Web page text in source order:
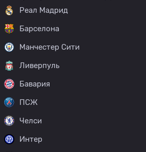
Реал Мадрид
Барселона
Манчестер Сити
Ливерпуль
Бавария
ПСЖ
Челси
Интер